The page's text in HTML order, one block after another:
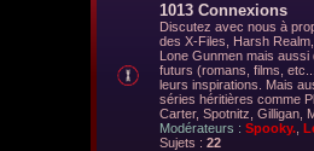
1013 Connexions
Discutez avec nous à
des X-Files, Harsh
Lone Gunmen mais aussi
futurs (romans, films,
leurs inspirations. Mais
séries héritières comme
Carter, Spotnitz, Gilligan,
Modérateurs : Spooky.
Sujets : 22